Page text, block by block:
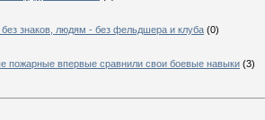
без знаков, людям - без фельдшера и клуба (0)
пожарные впервые сравнили свои боевые навыки (3)